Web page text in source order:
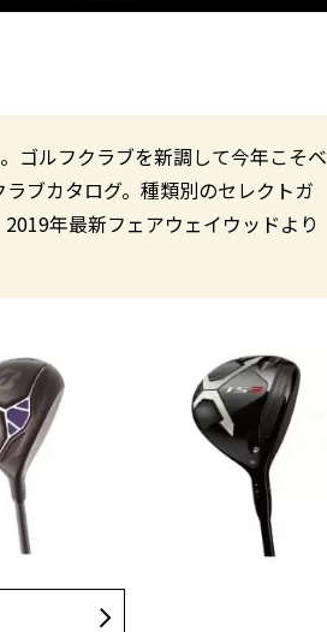
ゴルフクラブを新調して今年こそベ
ブカタログ。種類別のセレクトガ
年最新フェアウェイウッドより